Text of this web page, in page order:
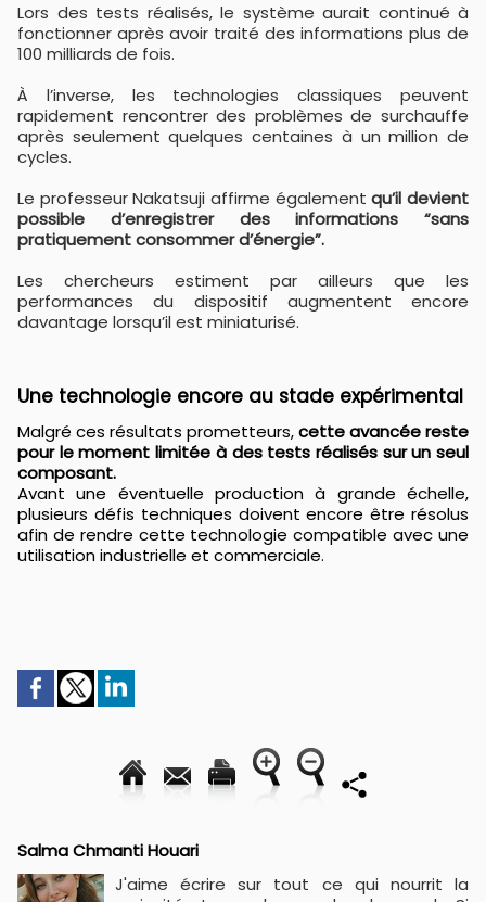
Lors des tests réalisés, le système aurait continué à
fonctionner après avoir traité des informations plus de
100 milliards de fois.
À l’inverse, les technologies classiques peuvent
rapidement rencontrer des problèmes de surchauffe
après seulement quelques centaines à un million de
cycles.
Le professeur Nakatsuji affirme égalementqu’il devient
possible d’enregistrer des informations “sans
pratiquement consommer d’énergie”.
Les chercheurs estiment par ailleurs que les
performances du dispositif augmentent encore
davantage lorsqu’il est miniaturisé.
Une technologie encore au stade expérimental
Malgré ces résultats prometteurs,cette avancée reste
pour le moment limitée à des tests réalisés sur un seul
composant.
Avant une éventuelle production à grande échelle,
plusieurs défis techniques doivent encore être résolus
afin de rendre cette technologie compatible avec une
utilisation industrielle et commerciale.
Salma Chmanti Houari
J'aime écrire sur tout ce qui nourrit la